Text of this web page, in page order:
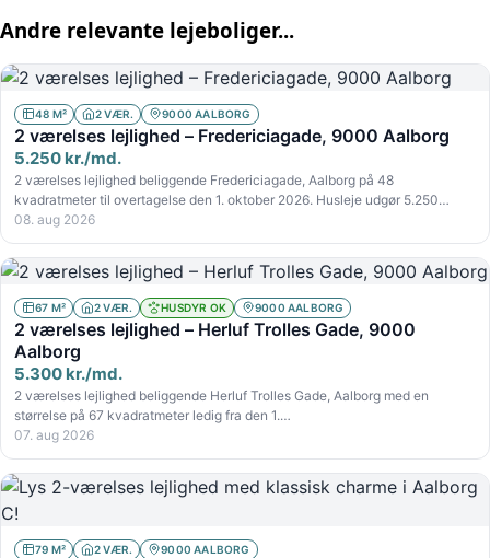
Andre relevante lejeboliger...
48 M² 2 VÆR. 9000 AALBORG
2 værelses lejlighed – Fredericiagade, 9000 Aalborg
5.250 kr./md.
2 værelses lejlighed beliggende Fredericiagade, Aalborg på 48
kvadratmeter til overtagelse den 1. oktober 2026. Husleje udgør 5.250…
08. aug 2026
67 M² 2 VÆR. HUSDYR OK 9000 AALBORG
2 værelses lejlighed – Herluf Trolles Gade, 9000
Aalborg
5.300 kr./md.
2 værelses lejlighed beliggende Herluf Trolles Gade, Aalborg med en
størrelse på 67 kvadratmeter ledig fra den 1.…
07. aug 2026
79 M² 2 VÆR. 9000 AALBORG